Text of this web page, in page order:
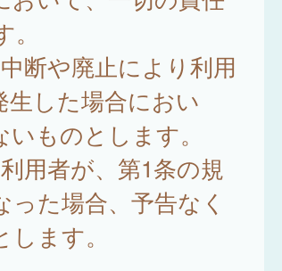
断や廃止により利用
生した場合におい
ものとします。
用者が、第1条の規
た場合、予告なく
ます。